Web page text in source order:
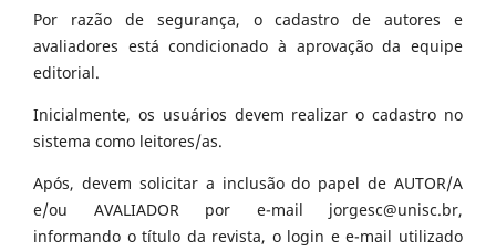
Por razão de segurança, o cadastro de autores e
avaliadores está condicionado à aprovação da equipe
editorial.
Inicialmente, os usuários devem realizar o cadastro no
sistema como leitores/as.
Após, devem solicitar a inclusão do papel de AUTOR/A
e/ou AVALIADOR por e-mail jorgesc@unisc.br,
informando o título da revista, o login e e-mail utilizado